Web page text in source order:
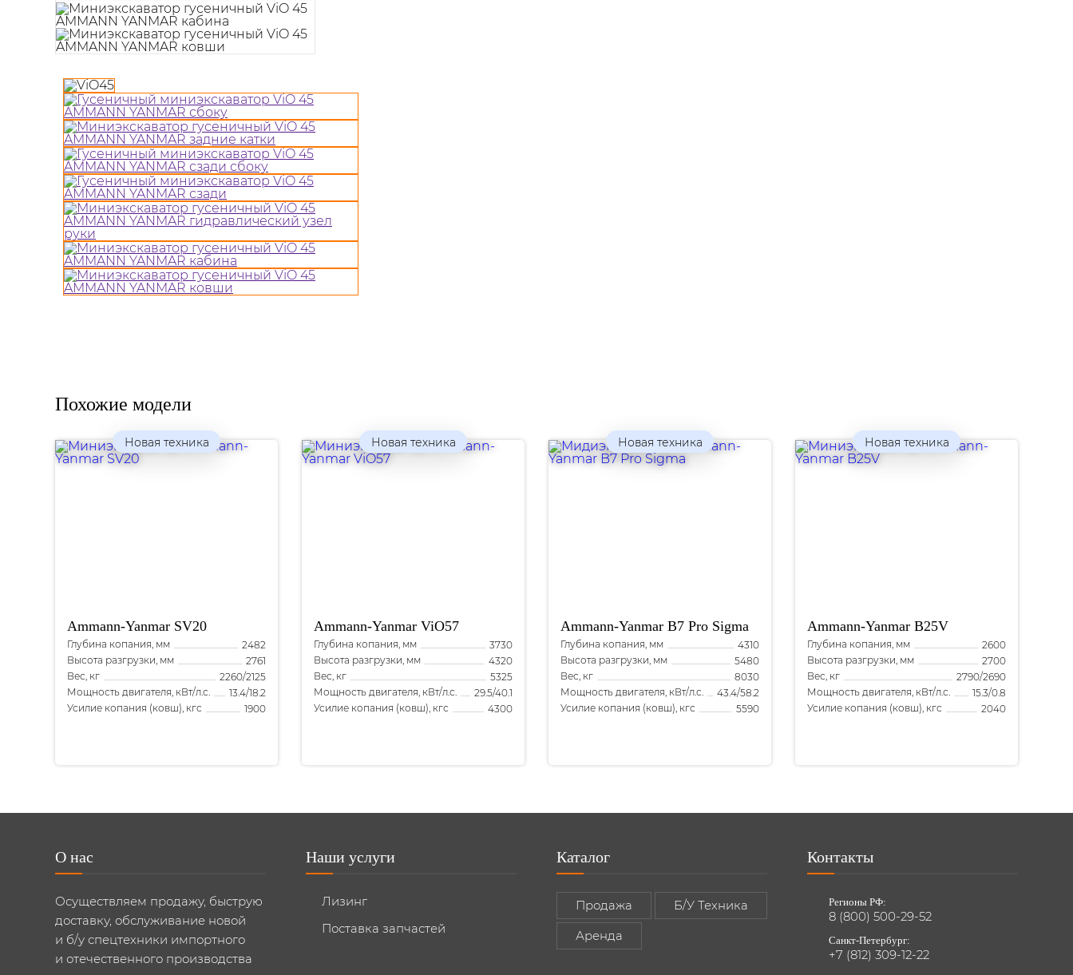
Похожие модели
Новая техника
Ammann-Yanmar SV20
Глубина копания, мм
2482
Высота разгрузки, мм
2761
Вес, кг
2260/2125
Мощность двигателя, кВт/л.с.
13.4/18.2
Усилие копания (ковш), кгс
1900
Новая техника
Ammann-Yanmar ViO57
Глубина копания, мм
3730
Высота разгрузки, мм
4320
Вес, кг
5325
Мощность двигателя, кВт/л.с.
29.5/40.1
Усилие копания (ковш), кгс
4300
Новая техника
Ammann-Yanmar B7 Pro Sigma
Глубина копания, мм
4310
Высота разгрузки, мм
5480
Вес, кг
8030
Мощность двигателя, кВт/л.с.
43.4/58.2
Усилие копания (ковш), кгс
5590
Новая техника
Ammann-Yanmar B25V
Глубина копания, мм
2600
Высота разгрузки, мм
2700
Вес, кг
2790/2690
Мощность двигателя, кВт/л.с.
15.3/0.8
Усилие копания (ковш), кгс
2040
О нас
Осуществляем продажу, быструю
доставку, обслуживание новой
и б/у спецтехники импортного
и отечественного производства
Наши услуги
Лизинг
Поставка запчастей
Каталог
Продажа
Б/У Техника
Аренда
Контакты
Регионы РФ:
8 (800) 500-29-52
Санкт-Петербург:
+7 (812) 309-12-22